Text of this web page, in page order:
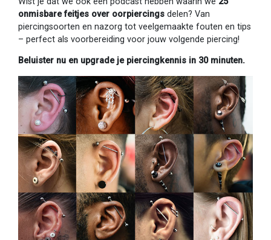
onmisbare feitjes over oorpiercings delen? Van
piercingsoorten en nazorg tot veelgemaakte fouten en tips
– perfect als voorbereiding voor jouw volgende piercing!
Beluister nu en upgrade je piercingkennis in 30 minuten.